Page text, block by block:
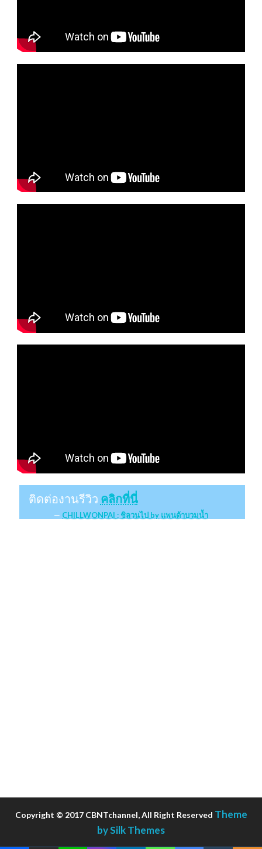
ติดต่องานรีวิว คลิกที่นี่
CHILLWONPAI : ชิลวนไป by แพนด้าบวมน้ำ
Copyright © 2017 CBNTchannel, All Right Reserved Theme
by Silk Themes